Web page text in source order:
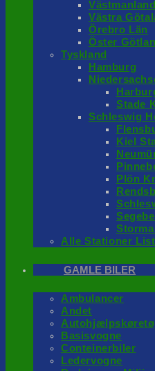
Västmanland
Västra
Örebro Län
Öster
Tyskland
Hamburg
Stade
Schleswig
Kiel
Plön
Alle Stationer
GAMLE BILER
Ambulancer
Andet
Basisvogne
Conteinerbiler
Ledervogne